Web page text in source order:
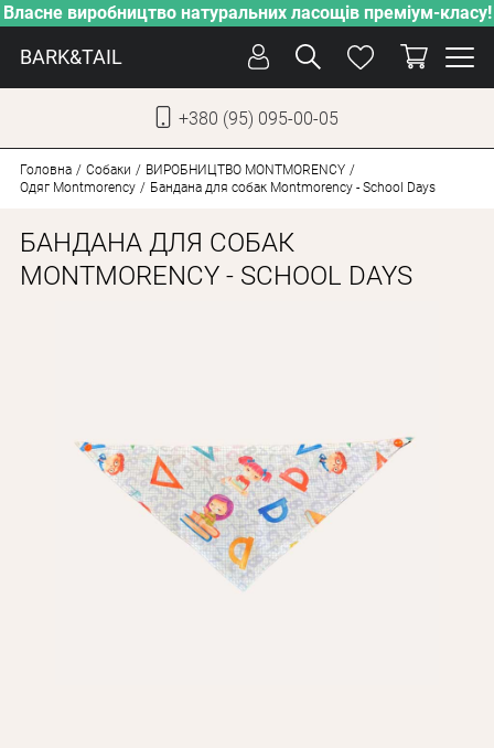
Власне виробництво натуральних ласощів преміум-класу!
BARK&TAIL
+380 (95) 095-00-05
ДОГЛЯД
ПІКЛУВАННЯ
ДЛЯ КОТІВ
Оплата і доставка
Програма лояльності
Про Нас
Головна Собаки
ВИРОБНИЦТВО MONTMORENCY
Одяг Montmorency
Бандана для собак Montmorency - School Days
БАНДАНА ДЛЯ СОБАК
MONTMORENCY - SCHOOL DAYS